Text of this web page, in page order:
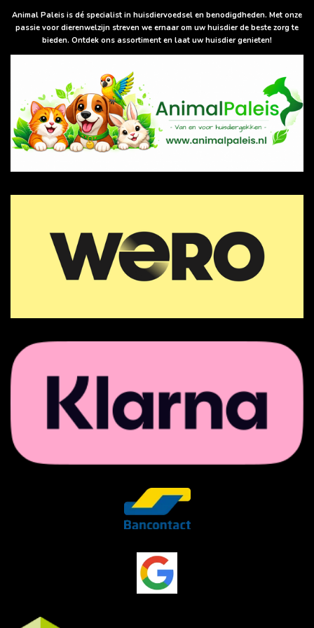
p
p
Animal Paleis is dé specialist in huisdiervoedsel en benodigdheden. Met onze
passie voor dierenwelzijn streven we ernaar om uw huisdier de beste zorg te
bieden. Ontdek ons assortiment en laat uw huisdier genieten!